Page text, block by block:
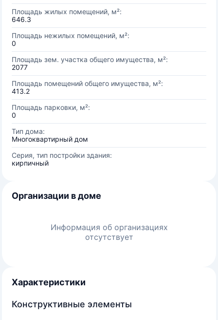
Площадь жилых помещений, м²:
646.3
Площадь нежилых помещений, м²:
0
Площадь зем. участка общего имущества, м²:
2077
Площадь помещений общего имущества, м²:
413.2
Площадь парковки, м²:
0
Тип дома:
Многоквартирный дом
Серия, тип постройки здания:
кирпичный
Организации в доме
Информация об организациях
отсутствует
Характеристики
Конструктивные элементы